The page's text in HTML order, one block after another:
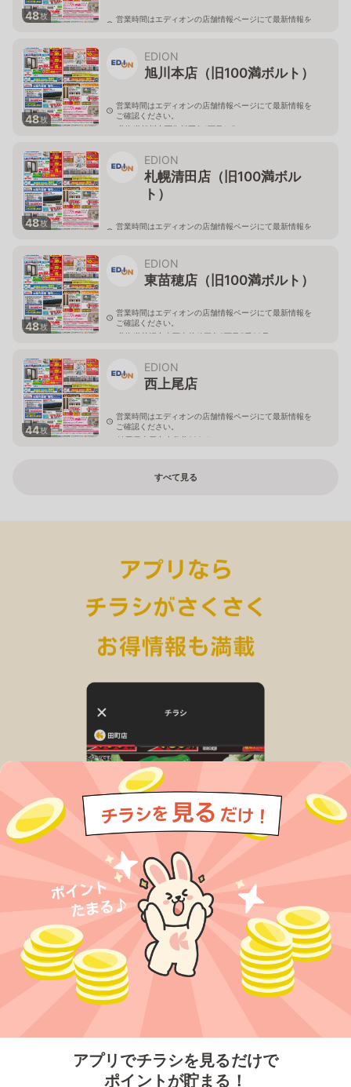
アプリでチラシを見るだけで
ポイントが貯まる！
48枚
営業時間はエディオンの店舗情報ページにて最新情報を
48枚
EDION
旭川本店（旧100満ボルト）
営業時間はエディオンの店舗情報ページにて最新情報を
ご確認ください。
北海道旭川市西御料五条1丁目1-5
48枚
EDION
札幌清田店（旧100満ボル
ト）
営業時間はエディオンの店舗情報ページにて最新情報を
48枚
EDION
東苗穂店（旧100満ボルト）
営業時間はエディオンの店舗情報ページにて最新情報を
ご確認ください。
北海道札幌市東区東苗穂三条2丁目5番20号
44枚
EDION
西上尾店
営業時間はエディオンの店舗情報ページにて最新情報を
ご確認ください。
埼玉県上尾市小敷谷809-1
すべて見る